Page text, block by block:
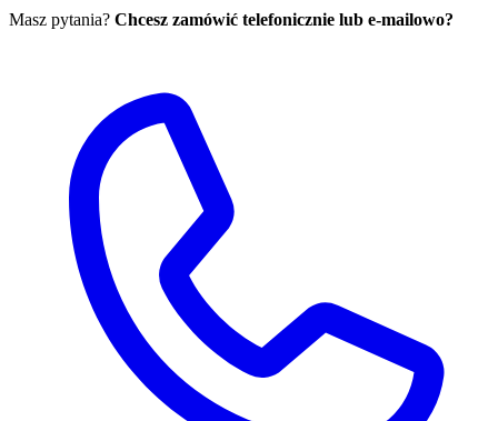
Masz pytania? Chcesz zamówić telefonicznie lub e-mailowo?